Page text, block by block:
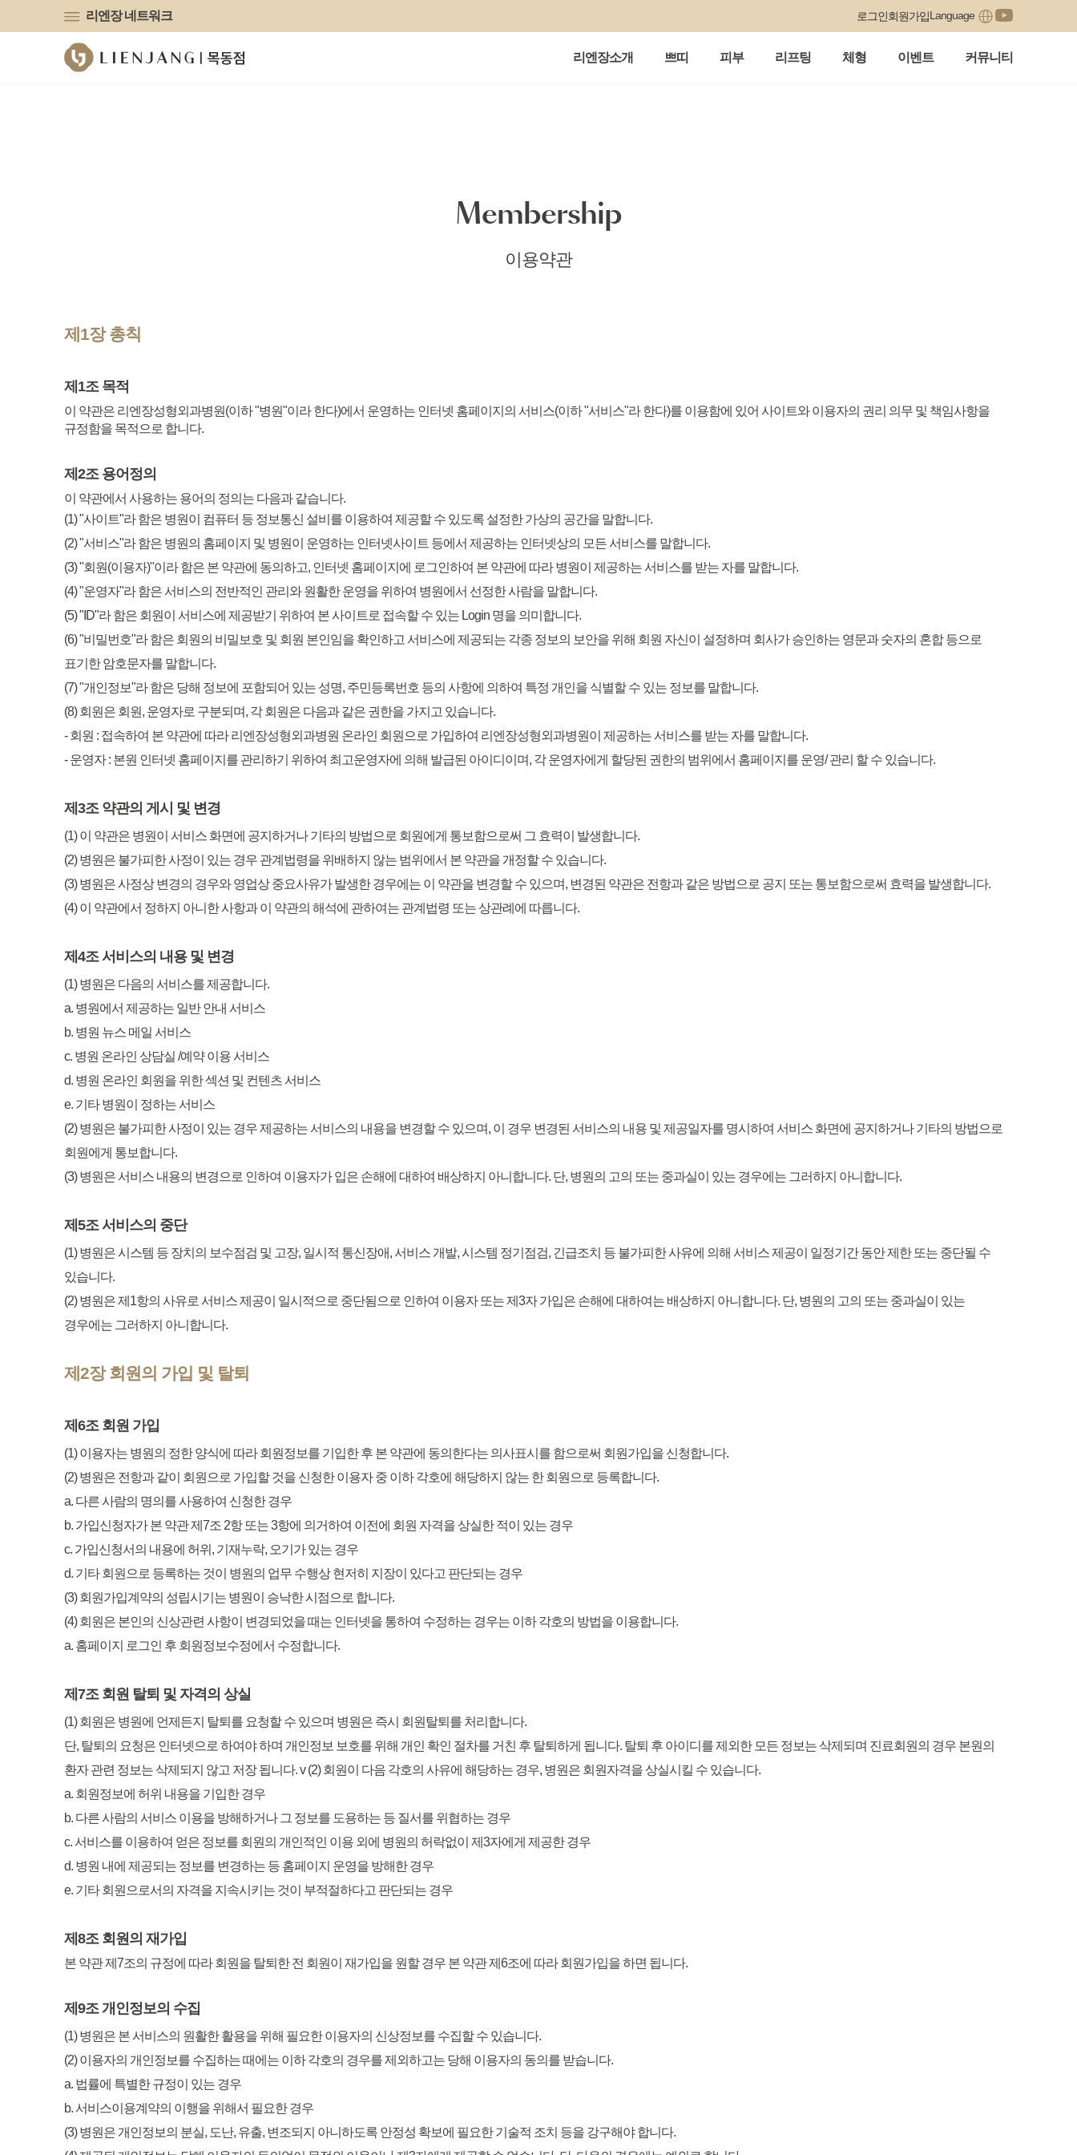
리엔장 네트워크 로그인회원가입Language
리엔장소개 쁘띠 피부 리프팅 체형 이벤트 커뮤니티
Membership
이용약관
제1장 총칙
제1조 목적
이 약관은 리엔장성형외과병원(이하 "병원"이라 한다)에서 운영하는 인터넷 홈페이지의 서비스(이하 "서비스"라 한다)를 이용함에 있어 사이트와 이용자의 권리 의무 및 책임사항을
규정함을 목적으로 합니다.
제2조 용어정의
이 약관에서 사용하는 용어의 정의는 다음과 같습니다.
(1) "사이트"라 함은 병원이 컴퓨터 등 정보통신 설비를 이용하여 제공할 수 있도록 설정한 가상의 공간을 말합니다.
(2) "서비스"라 함은 병원의 홈페이지 및 병원이 운영하는 인터넷사이트 등에서 제공하는 인터넷상의 모든 서비스를 말합니다.
(3) "회원(이용자)"이라 함은 본 약관에 동의하고, 인터넷 홈페이지에 로그인하여 본 약관에 따라 병원이 제공하는 서비스를 받는 자를 말합니다.
(4) "운영자"라 함은 서비스의 전반적인 관리와 원활한 운영을 위하여 병원에서 선정한 사람을 말합니다.
(5) "ID"라 함은 회원이 서비스에 제공받기 위하여 본 사이트로 접속할 수 있는 Login 명을 의미합니다.
(6) "비밀번호"라 함은 회원의 비밀보호 및 회원 본인임을 확인하고 서비스에 제공되는 각종 정보의 보안을 위해 회원 자신이 설정하며 회사가 승인하는 영문과 숫자의 혼합 등으로
표기한 암호문자를 말합니다.
(7) "개인정보"라 함은 당해 정보에 포함되어 있는 성명, 주민등록번호 등의 사항에 의하여 특정 개인을 식별할 수 있는 정보를 말합니다.
(8) 회원은 회원, 운영자로 구분되며, 각 회원은 다음과 같은 권한을 가지고 있습니다.
- 회원 : 접속하여 본 약관에 따라 리엔장성형외과병원 온라인 회원으로 가입하여 리엔장성형외과병원이 제공하는 서비스를 받는 자를 말합니다.
- 운영자 : 본원 인터넷 홈페이지를 관리하기 위하여 최고운영자에 의해 발급된 아이디이며, 각 운영자에게 할당된 권한의 범위에서 홈페이지를 운영/ 관리 할 수 있습니다.
제3조 약관의 게시 및 변경
(1) 이 약관은 병원이 서비스 화면에 공지하거나 기타의 방법으로 회원에게 통보함으로써 그 효력이 발생합니다.
(2) 병원은 불가피한 사정이 있는 경우 관계법령을 위배하지 않는 범위에서 본 약관을 개정할 수 있습니다.
(3) 병원은 사정상 변경의 경우와 영업상 중요사유가 발생한 경우에는 이 약관을 변경할 수 있으며, 변경된 약관은 전항과 같은 방법으로 공지 또는 통보함으로써 효력을 발생합니다.
(4) 이 약관에서 정하지 아니한 사항과 이 약관의 해석에 관하여는 관계법령 또는 상관례에 따릅니다.
제4조 서비스의 내용 및 변경
(1) 병원은 다음의 서비스를 제공합니다.
a. 병원에서 제공하는 일반 안내 서비스
b. 병원 뉴스 메일 서비스
c. 병원 온라인 상담실 /예약 이용 서비스
d. 병원 온라인 회원을 위한 섹션 및 컨텐츠 서비스
e. 기타 병원이 정하는 서비스
(2) 병원은 불가피한 사정이 있는 경우 제공하는 서비스의 내용을 변경할 수 있으며, 이 경우 변경된 서비스의 내용 및 제공일자를 명시하여 서비스 화면에 공지하거나 기타의 방법으로
회원에게 통보합니다.
(3) 병원은 서비스 내용의 변경으로 인하여 이용자가 입은 손해에 대하여 배상하지 아니합니다. 단, 병원의 고의 또는 중과실이 있는 경우에는 그러하지 아니합니다.
제5조 서비스의 중단
(1) 병원은 시스템 등 장치의 보수점검 및 고장, 일시적 통신장애, 서비스 개발, 시스템 정기점검, 긴급조치 등 불가피한 사유에 의해 서비스 제공이 일정기간 동안 제한 또는 중단될 수
있습니다.
(2) 병원은 제1항의 사유로 서비스 제공이 일시적으로 중단됨으로 인하여 이용자 또는 제3자 가입은 손해에 대하여는 배상하지 아니합니다. 단, 병원의 고의 또는 중과실이 있는
경우에는 그러하지 아니합니다.
제2장 회원의 가입 및 탈퇴
제6조 회원 가입
(1) 이용자는 병원의 정한 양식에 따라 회원정보를 기입한 후 본 약관에 동의한다는 의사표시를 함으로써 회원가입을 신청합니다.
(2) 병원은 전항과 같이 회원으로 가입할 것을 신청한 이용자 중 이하 각호에 해당하지 않는 한 회원으로 등록합니다.
a. 다른 사람의 명의를 사용하여 신청한 경우
b. 가입신청자가 본 약관 제7조 2항 또는 3항에 의거하여 이전에 회원 자격을 상실한 적이 있는 경우
c. 가입신청서의 내용에 허위, 기재누락, 오기가 있는 경우
d. 기타 회원으로 등록하는 것이 병원의 업무 수행상 현저히 지장이 있다고 판단되는 경우
(3) 회원가입계약의 성립시기는 병원이 승낙한 시점으로 합니다.
(4) 회원은 본인의 신상관련 사항이 변경되었을 때는 인터넷을 통하여 수정하는 경우는 이하 각호의 방법을 이용합니다.
a. 홈페이지 로그인 후 회원정보수정에서 수정합니다.
제7조 회원 탈퇴 및 자격의 상실
(1) 회원은 병원에 언제든지 탈퇴를 요청할 수 있으며 병원은 즉시 회원탈퇴를 처리합니다.
단, 탈퇴의 요청은 인터넷으로 하여야 하며 개인정보 보호를 위해 개인 확인 절차를 거친 후 탈퇴하게 됩니다. 탈퇴 후 아이디를 제외한 모든 정보는 삭제되며 진료회원의 경우 본원의
환자 관련 정보는 삭제되지 않고 저장 됩니다. v (2) 회원이 다음 각호의 사유에 해당하는 경우, 병원은 회원자격을 상실시킬 수 있습니다.
a. 회원정보에 허위 내용을 기입한 경우
b. 다른 사람의 서비스 이용을 방해하거나 그 정보를 도용하는 등 질서를 위협하는 경우
c. 서비스를 이용하여 얻은 정보를 회원의 개인적인 이용 외에 병원의 허락없이 제3자에게 제공한 경우
d. 병원 내에 제공되는 정보를 변경하는 등 홈페이지 운영을 방해한 경우
e. 기타 회원으로서의 자격을 지속시키는 것이 부적절하다고 판단되는 경우
제8조 회원의 재가입
본 약관 제7조의 규정에 따라 회원을 탈퇴한 전 회원이 재가입을 원할 경우 본 약관 제6조에 따라 회원가입을 하면 됩니다.
제9조 개인정보의 수집
(1) 병원은 본 서비스의 원활한 활용을 위해 필요한 이용자의 신상정보를 수집할 수 있습니다.
(2) 이용자의 개인정보를 수집하는 때에는 이하 각호의 경우를 제외하고는 당해 이용자의 동의를 받습니다.
a. 법률에 특별한 규정이 있는 경우
b. 서비스이용계약의 이행을 위해서 필요한 경우
(3) 병원은 개인정보의 분실, 도난, 유출, 변조되지 아니하도록 안정성 확보에 필요한 기술적 조치 등을 강구해야 합니다.